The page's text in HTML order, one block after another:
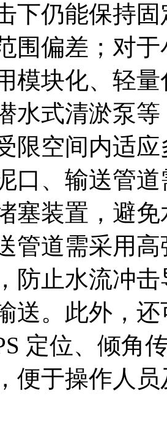
下仍能保持
围偏差；对
模块化、轻
水式清淤泵
限空间内适
口、输送管
塞装置，避
管道需采用
防止水流冲
送。此外，
定位、倾角
便于操作人